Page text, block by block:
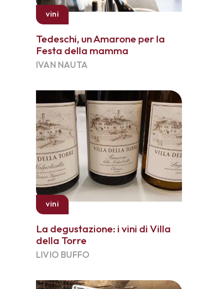
vini
Tedeschi, un Amarone per la
Festa della mamma
IVAN NAUTA
vini
La degustazione: i vini di Villa
della Torre
LIVIO BUFFO